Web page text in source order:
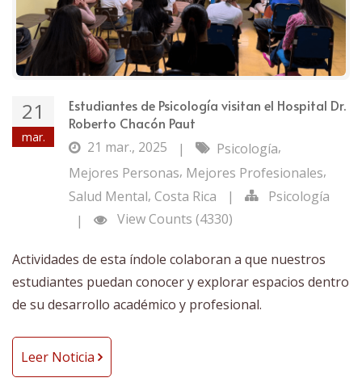
21
mar.
Estudiantes de Psicología visitan el Hospital Dr.
Roberto Chacón Paut
21 mar., 2025
| Psicología,
Mejores Personas, Mejores Profesionales,
Salud Mental, Costa Rica |
Psicología
|
View Counts (4330)
Actividades de esta índole colaboran a que nuestros
estudiantes puedan conocer y explorar espacios dentro
de su desarrollo académico y profesional.
Leer Noticia